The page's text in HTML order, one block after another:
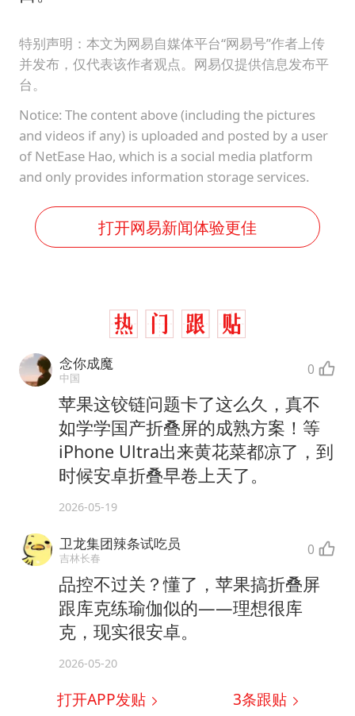
特别声明：本文为网易自媒体平台“网易号”作者上传
并发布，仅代表该作者观点。网易仅提供信息发布平
台。
Notice: The content above (including the pictures
and videos if any) is uploaded and posted by a user
of NetEase Hao, which is a social media platform
and only provides information storage services.
打开网易新闻体验更佳
念你成魔
中国 0
苹果这铰链问题卡了这么久，真不
如学学国产折叠屏的成熟方案！等
iPhone Ultra出来黄花菜都凉了，到
时候安卓折叠早卷上天了。
2026-05-19
卫龙集团辣条试吃员
吉林长春 0
品控不过关？懂了，苹果搞折叠屏
跟库克练瑜伽似的——理想很库
克，现实很安卓。
2026-05-20
打开APP发贴 3条跟贴